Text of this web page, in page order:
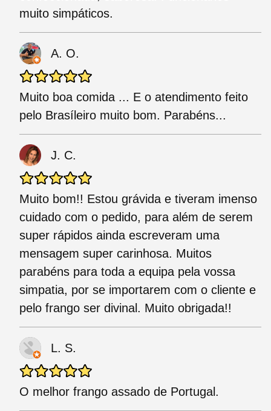
muito simpáticos.
A. O.
Muito boa comida ... E o atendimento feito
pelo Brasíleiro muito bom. Parabéns...
J. C.
Muito bom!! Estou grávida e tiveram imenso
cuidado com o pedido, para além de serem
super rápidos ainda escreveram uma
mensagem super carinhosa. Muitos
parabéns para toda a equipa pela vossa
simpatia, por se importarem com o cliente e
pelo frango ser divinal. Muito obrigada!!
L. S.
O melhor frango assado de Portugal.